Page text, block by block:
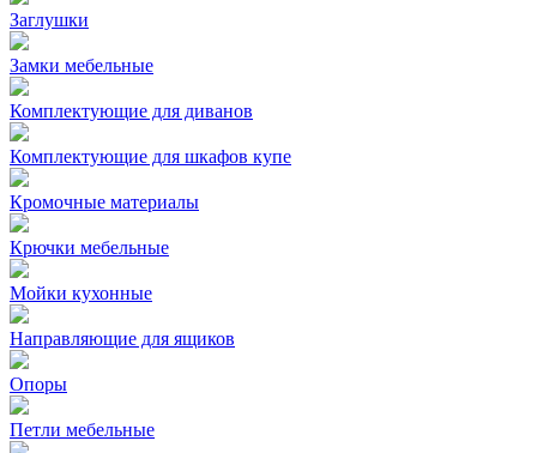
Заглушки
Замки мебельные
Комплектующие для диванов
Комплектующие для шкафов купе
Кромочные материалы
Крючки мебельные
Мойки кухонные
Направляющие для ящиков
Опоры
Петли мебельные